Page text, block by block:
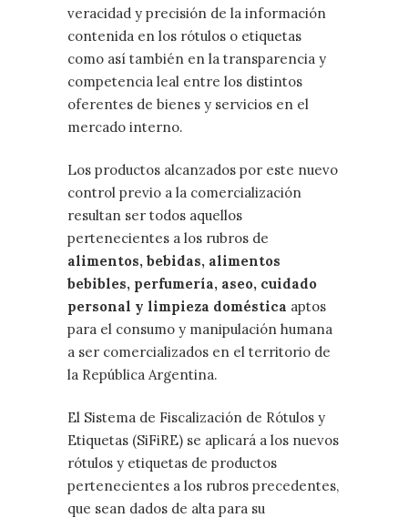
veracidad y precisión de la información
contenida en los rótulos o etiquetas
como así también en la transparencia y
competencia leal entre los distintos
oferentes de bienes y servicios en el
mercado interno.
Los productos alcanzados por este nuevo
control previo a la comercialización
resultan ser todos aquellos
pertenecientes a los rubros de
alimentos, bebidas, alimentos
bebibles, perfumería, aseo, cuidado
personal y limpieza doméstica aptos
para el consumo y manipulación humana
a ser comercializados en el territorio de
la República Argentina.
El Sistema de Fiscalización de Rótulos y
Etiquetas (SiFiRE) se aplicará a los nuevos
rótulos y etiquetas de productos
pertenecientes a los rubros precedentes,
que sean dados de alta para su